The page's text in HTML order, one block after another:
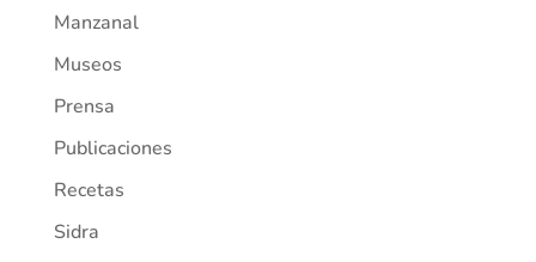
Manzanal
Museos
Prensa
Publicaciones
Recetas
Sidra